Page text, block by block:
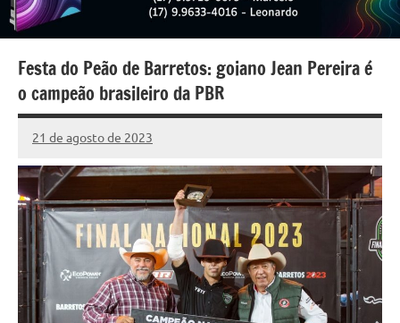
Festa do Peão de Barretos: goiano Jean Pereira é
o campeão brasileiro da PBR
21 de agosto de 2023
Marcelo
Fachin
1
comentário